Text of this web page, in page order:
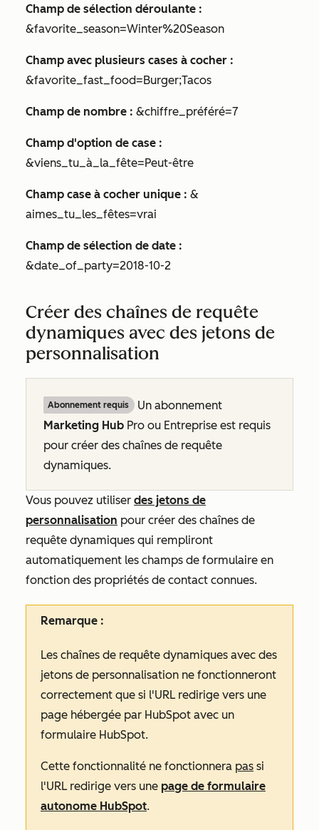
Champ de sélection déroulante :
&favorite_season=Winter%20Season
Champ avec plusieurs cases à cocher :
&favorite_fast_food=Burger;Tacos
Champ de nombre : &chiffre_préféré=7
Champ d'option de case :
&viens_tu_à_la_fête=Peut-être
Champ case à cocher unique : &
aimes_tu_les_fêtes=vrai
Champ de sélection de date :
&date_of_party=2018-10-2
Créer des chaînes de requête
dynamiques avec des jetons de
personnalisation
Abonnement requis
Un abonnement
Marketing Hub Pro ou Entreprise est requis
pour créer des chaînes de requête
dynamiques.
Vous pouvez utiliser des jetons de
personnalisation pour créer des chaînes de
requête dynamiques qui rempliront
automatiquement les champs de formulaire en
fonction des propriétés de contact connues.
Remarque :
Les chaînes de requête dynamiques avec des
jetons de personnalisation ne fonctionneront
correctement que si l'URL redirige vers une
page hébergée par HubSpot avec un
formulaire HubSpot.
Cette fonctionnalité ne fonctionnera pas si
l'URL redirige vers une page de formulaire
autonome HubSpot.